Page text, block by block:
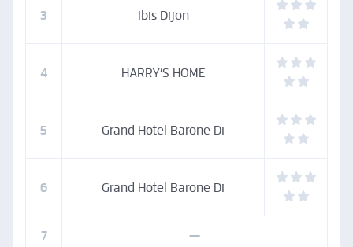
3 Ibis Dijon
4 HARRY’S HOME
5 Grand Hotel Barone Di
6 Grand Hotel Barone Di
7
—